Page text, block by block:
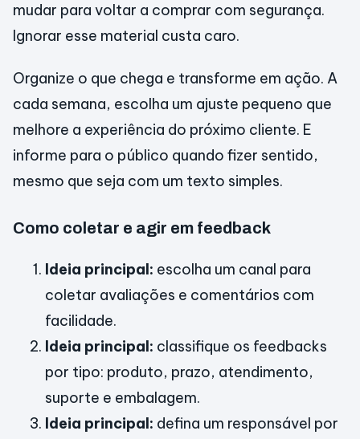
mudar para voltar a comprar com segurança.
Ignorar esse material custa caro.
Organize o que chega e transforme em ação. A
cada semana, escolha um ajuste pequeno que
melhore a experiência do próximo cliente. E
informe para o público quando fizer sentido,
mesmo que seja com um texto simples.
Como coletar e agir em feedback
Ideia principal: escolha um canal para
coletar avaliações e comentários com
facilidade.
Ideia principal: classifique os feedbacks
por tipo: produto, prazo, atendimento,
suporte e embalagem.
Ideia principal: defina um responsável por